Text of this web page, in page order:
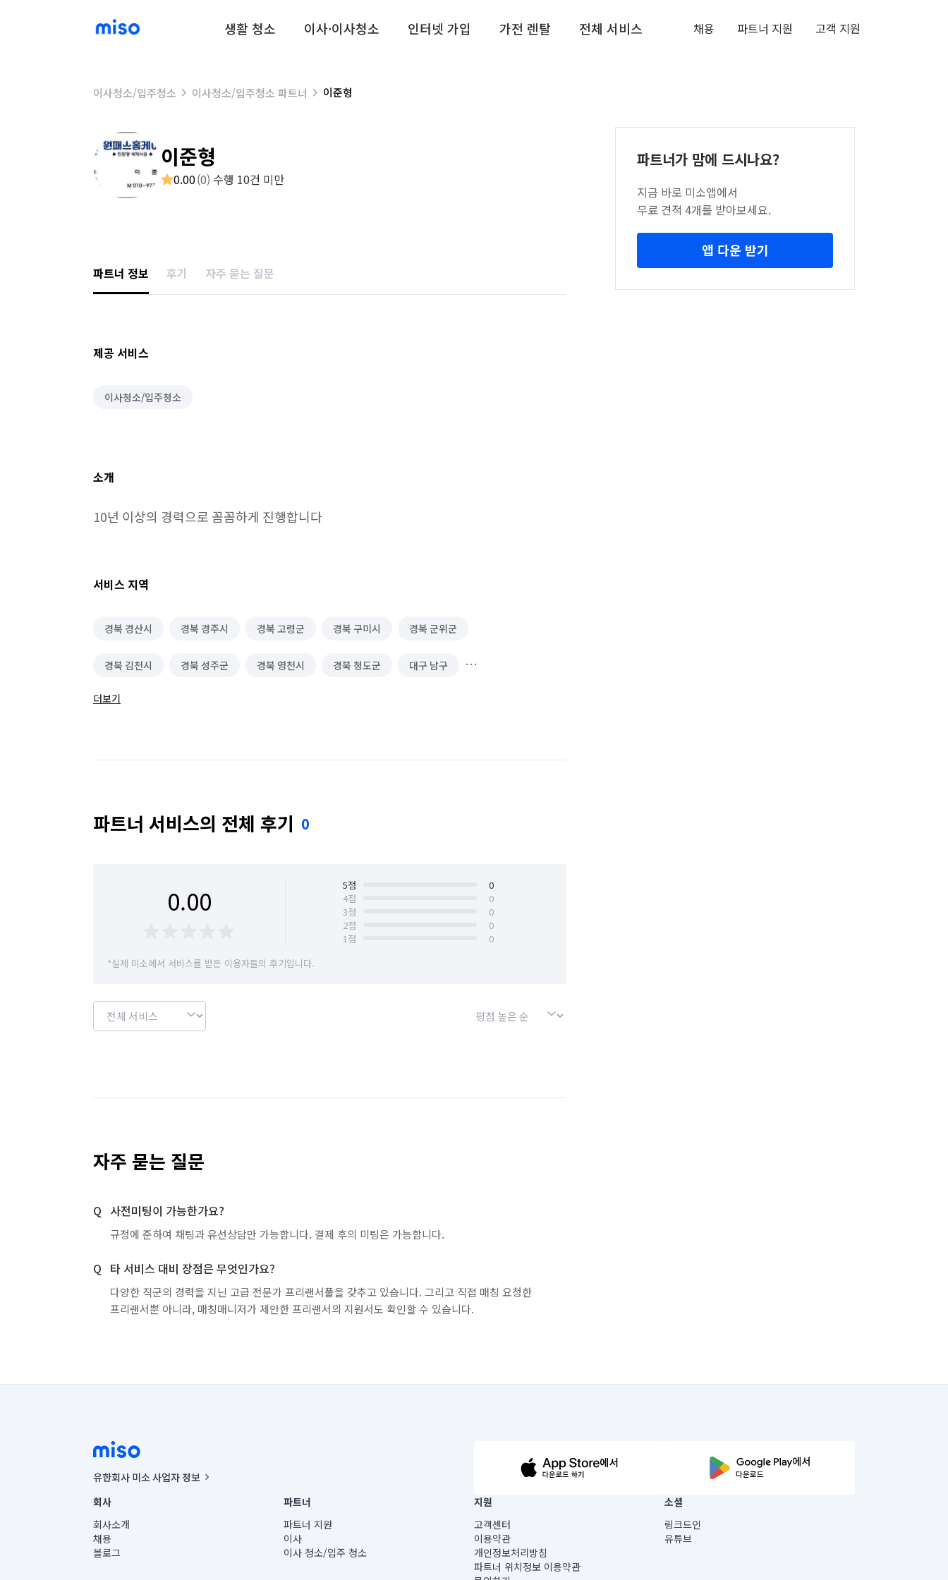
생활 청소 이사·이사청소 인터넷 가입 가전 렌탈 전체 서비스 채용 파트너 지원 고객 지원
이사청소/입주청소 이사청소/입주청소 파트너 이준형
이준형
0.00(0) 수행 10건 미만
파트너 정보 후기 자주 묻는 질문
제공 서비스
이사청소/입주청소
소개
10년 이상의 경력으로 꼼꼼하게 진행합니다
서비스 지역
경북 경산시 경북 경주시 경북 고령군 경북 구미시 경북 군위군
경북 김천시 경북 성주군 경북 영천시 경북 청도군 대구 남구
대구 달서구
더보기
파트너 서비스의 전체 후기 0
0.00 5점
0
4점
0
3점
0
2점
0
1점
0
*실제 미소에서 서비스를 받은 이용자들의 후기입니다.
자주 묻는 질문
사전미팅이 가능한가요?
규정에 준하여 채팅과 유선상담만 가능합니다. 결제 후의 미팅은 가능합니다.
타 서비스 대비 장점은 무엇인가요?
다양한 직군의 경력을 지닌 고급 전문가 프리랜서풀을 갖추고 있습니다. 그리고 직접 매칭 요청한
프리랜서뿐 아니라, 매칭매니저가 제안한 프리랜서의 지원서도 확인할 수 있습니다.
파트너가 맘에 드시나요?
지금 바로 미소앱에서
무료 견적 4개를 받아보세요.
앱 다운 받기
유한회사 미소 사업자 정보
사업자등록번호 : 291-87-00271 | 인허가번호 : 2016-3220163-14-5-00019 |
통신판매신고번호 : 2024-서울종로-1400(공정거래위원회 정보) |
대표이사 : CHING VICTOR COLUMBIA RHEE
주소 | 본사: 서울특별시 종로구 율곡로 6(중학동, 트윈트리빌딩) B동 5층
컨택센터 : 서울특별시 종로구 수송동 율곡로 24, 7층, 8층 미소
회사
회사소개
채용
블로그
파트너
파트너 지원
이사
이사 청소/입주 청소
지원
고객센터
이용약관
개인정보처리방침
파트너 위치정보 이용약관
소셜
링크드인
유튜브